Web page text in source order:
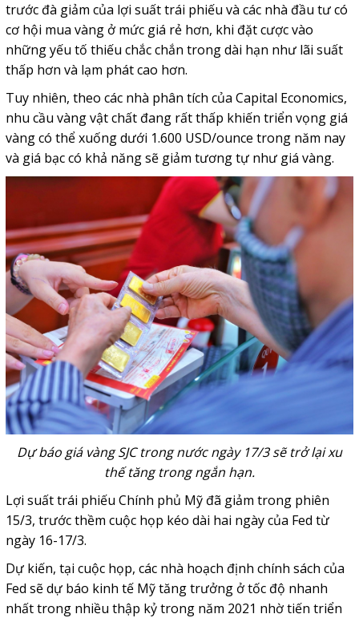
trước đà giảm của lợi suất trái phiếu và các nhà đầu tư có
cơ hội mua vàng ở mức giá rẻ hơn, khi đặt cược vào
những yếu tố thiếu chắc chắn trong dài hạn như lãi suất
thấp hơn và lạm phát cao hơn.
Tuy nhiên, theo các nhà phân tích của Capital Economics,
nhu cầu vàng vật chất đang rất thấp khiến triển vọng giá
vàng có thể xuống dưới 1.600 USD/ounce trong năm nay
và giá bạc có khả năng sẽ giảm tương tự như giá vàng.
Dự báo giá vàng SJC trong nước ngày 17/3 sẽ trở lại xu
thế tăng trong ngắn hạn.
Lợi suất trái phiếu Chính phủ Mỹ đã giảm trong phiên
15/3, trước thềm cuộc họp kéo dài hai ngày của Fed từ
ngày 16-17/3.
Dự kiến, tại cuộc họp, các nhà hoạch định chính sách của
Fed sẽ dự báo kinh tế Mỹ tăng trưởng ở tốc độ nhanh
nhất trong nhiều thập kỷ trong năm 2021 nhờ tiến triển